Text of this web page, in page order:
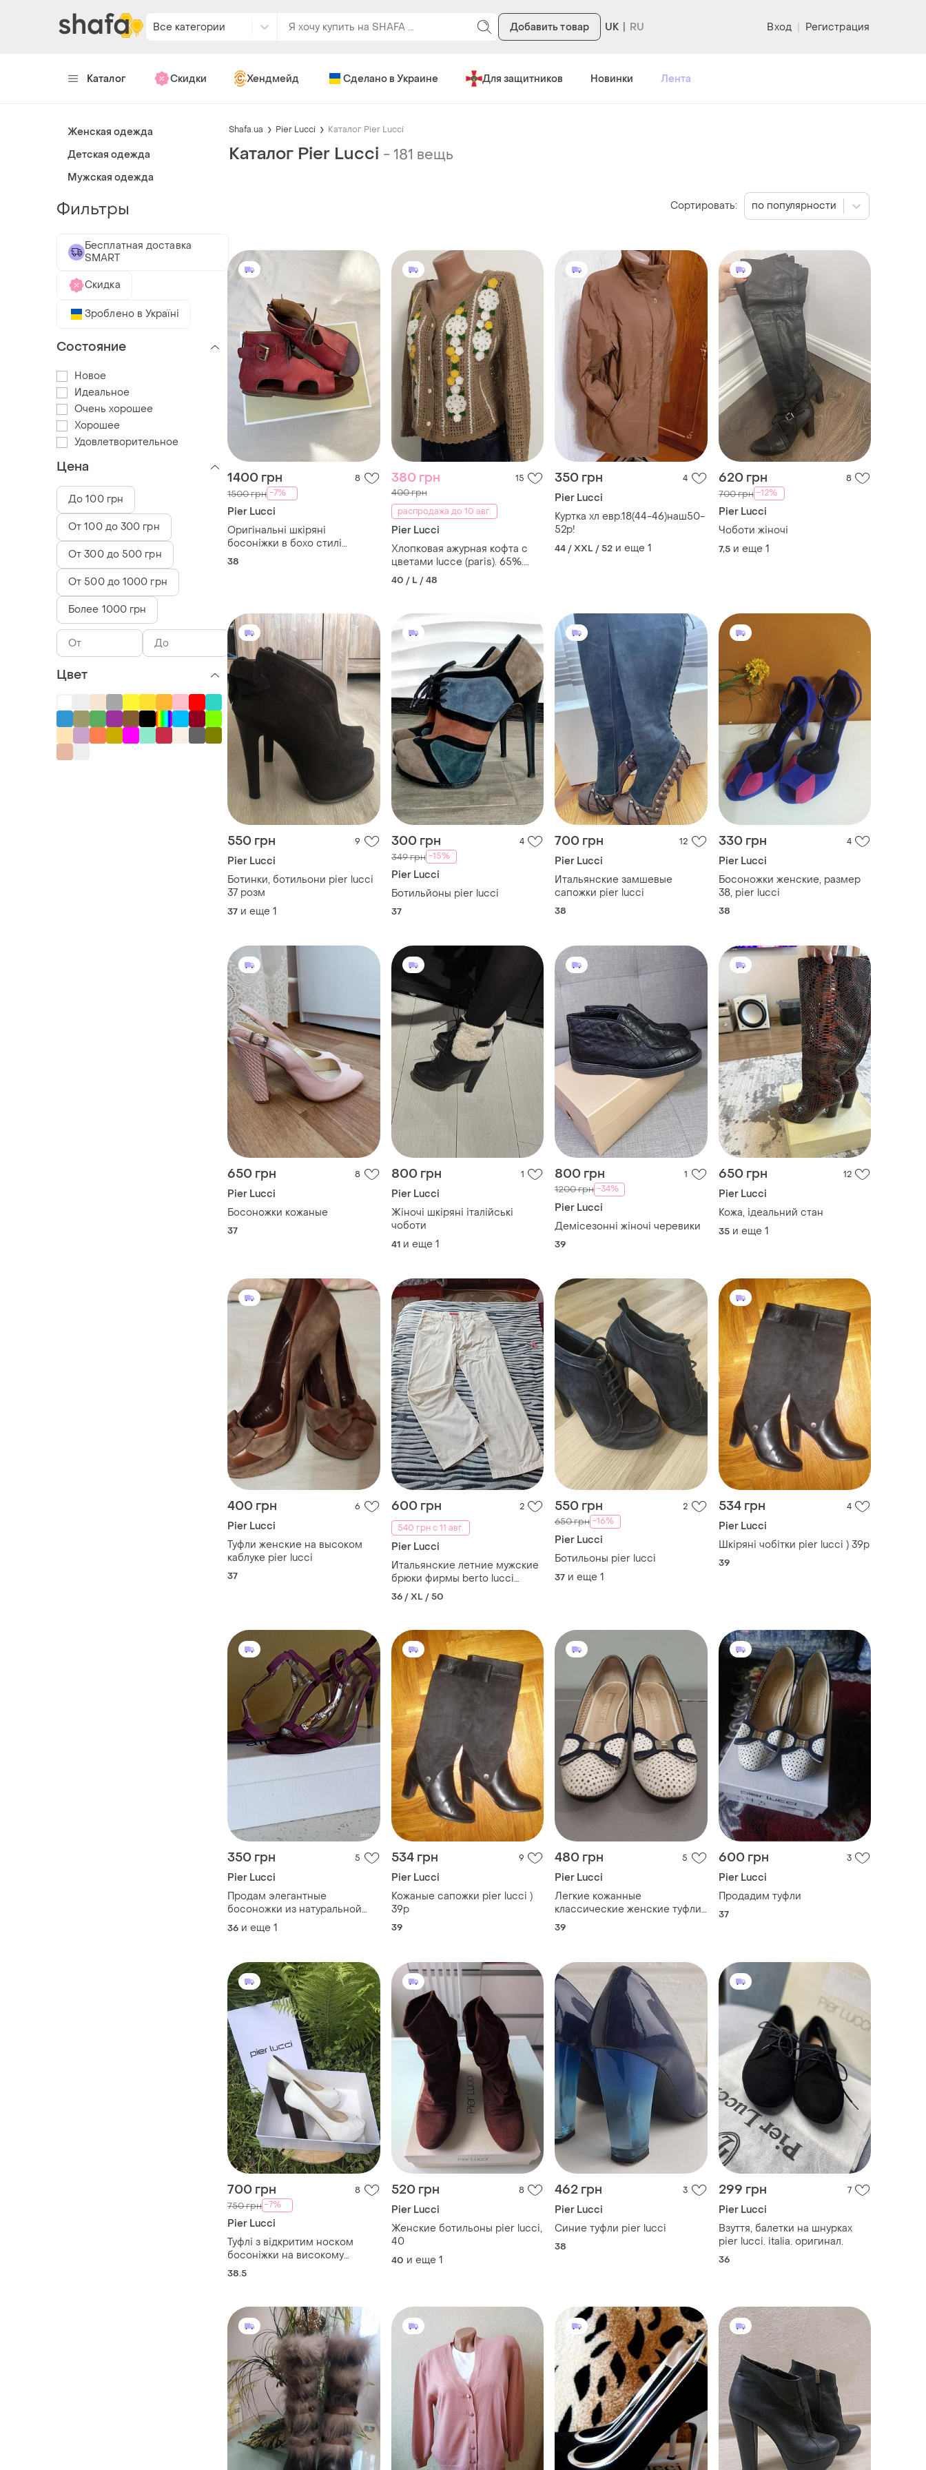
Все категории Добавить товар UK Вход | Регистрация
Каталог Скидки Хендмейд Сделано в Украине Для защитников Новинки Лента
Shafa.ua Pier Lucci Каталог Pier Lucci
Каталог Pier Lucci -181 вещь
1400 грн 8
1500 грн -7%
Pier Lucci
Оригінальні шкіряні
босоніжки в бохо стилі
оригінал
38
380 грн 15
400 грн
распродажа до 10 авг.
Pier Lucci
Хлопковая ажурная кофта с
цветами lucce (paris). 65%.
котон
40 / L / 48
350 грн 4
Pier Lucci
Куртка хл евр.18(44-46)наш50-
52р!
44 / XXL / 52 и еще 1
620 грн 8
700 грн -12%
Pier Lucci
Чоботи жіночі
7,5 и еще 1
550 грн 9
Pier Lucci
Ботинки, ботильони pier lucci
37 розм
37 и еще 1
300 грн 4
349 грн -15%
Pier Lucci
Ботильйоны pier lucci
37
700 грн 12
Pier Lucci
Итальянские замшевые
сапожки pier lucci
38
330 грн 4
Pier Lucci
Босоножки женские, размер
38, pier lucci
38
650 грн 8
Pier Lucci
Босоножки кожаные
37
800 грн 1
Pier Lucci
Жіночі шкіряні італійські
чоботи
41 и еще 1
800 грн 1
1200 грн -34%
Pier Lucci
Демісезонні жіночі черевики
39
650 грн 12
Pier Lucci
Кожа, ідеальний стан
35 и еще 1
400 грн 6
Pier Lucci
Туфли женские на высоком
каблуке рier lucci
37
600 грн
2
540 грн с 11 авг.
Pier Lucci
Итальянские летние мужские
брюки фирмы berto lucci
milano.
36 / XL / 50
550 грн 2
650 грн -16%
Pier Lucci
Ботильоны pier lucci
37 и еще 1
534 грн 4
Pier Lucci
Шкіряні чобітки pier lucci ) 39р
39
350 грн 5
Pier Lucci
Продам элегантные
босоножки из натуральной
замши
36 и еще 1
534 грн 9
Pier Lucci
Кожаные сапожки pier lucci )
39р
39
480 грн 5
Pier Lucci
Легкие кожанные
классические женские туфли
на устойчивом каблуке pier
39
600 грн 3
Pier Lucci
Продадим туфли
37
700 грн 8
750 грн -7%
Pier Lucci
Туфлі з відкритим носком
босоніжки на високому
каблуці
38.5
520 грн 8
Pier Lucci
Женские ботильоны pier lucci,
40
40 и еще 1
462 грн 3
Pier Lucci
Синие туфли pier lucci
38
299 грн 7
Pier Lucci
Взуття, балетки на шнурках
pier lucci. italia. оригинал.
36
Сортировать: по популярности
Женская одежда
Детская одежда
Мужская одежда
Фильтры
Бесплатная доставка
SMART
Скидка
Зроблено в Україні
Состояние
Новое
Идеальное
Очень хорошее
Хорошее
Удовлетворительное
Цена
До 100 грн
От 100 до 300 грн
От 300 до 500 грн
От 500 до 1000 грн
Более 1000 грн
Цвет